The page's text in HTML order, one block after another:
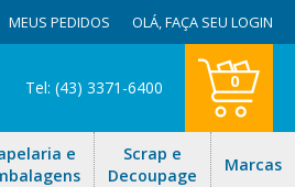
MEUS PEDIDOS OLÁ,FAÇA SEU LOGIN
Tel: (43) 3371-6400 0
e
Scrap e
Decoupage
Marcas